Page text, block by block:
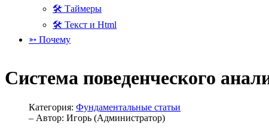
🛠 Таймеры
🛠 Текст и Html
➳ Почему
Система поведенческого
Категория: Фундаментальные статьи
– Автор: Игорь (Администратор)